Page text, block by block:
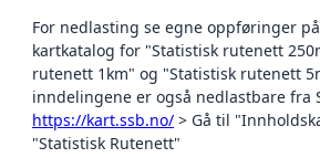
For nedlasting se egne oppføringer
kartkatalog for "Statistisk rutenett
rutenett 1km" og "Statistisk rutenett
inndelingene er også nedlastbare fra
https://kart.ssb.no/ > Gå til
"Statistisk Rutenett"